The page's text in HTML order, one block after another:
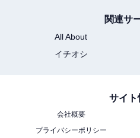
関連サ
All About
イチオシ
サイト
会社概要
プライバシーポリシー